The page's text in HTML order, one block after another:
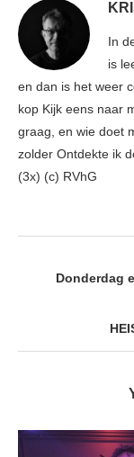
In
is
en dan is het weer
kop Kijk eens naar
graag, en wie doet
zolder Ontdekte ik
(3x) (c) RVhG
Donderdag